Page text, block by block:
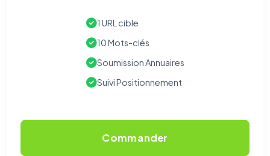
1 URL cible
10 Mots-clés
Soumission Annuaires
Suivi Positionnement
Commander